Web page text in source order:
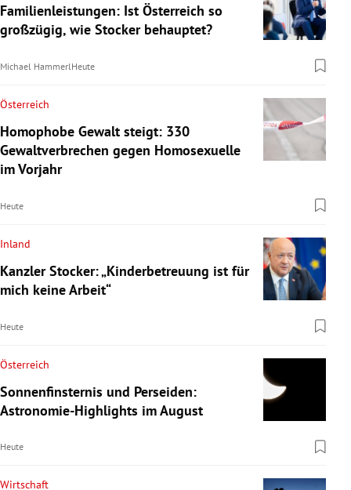
Familienleistungen: Ist Österreich so
großzügig, wie Stocker behauptet?
Michael Hammerl Heute
Österreich
Homophobe Gewalt steigt: 330
Gewaltverbrechen gegen Homosexuelle
im Vorjahr
Heute
Inland
Kanzler Stocker: „Kinderbetreuung ist für
mich keine Arbeit“
Heute
Österreich
Sonnenfinsternis und Perseiden:
Astronomie-Highlights im August
Heute
Wirtschaft